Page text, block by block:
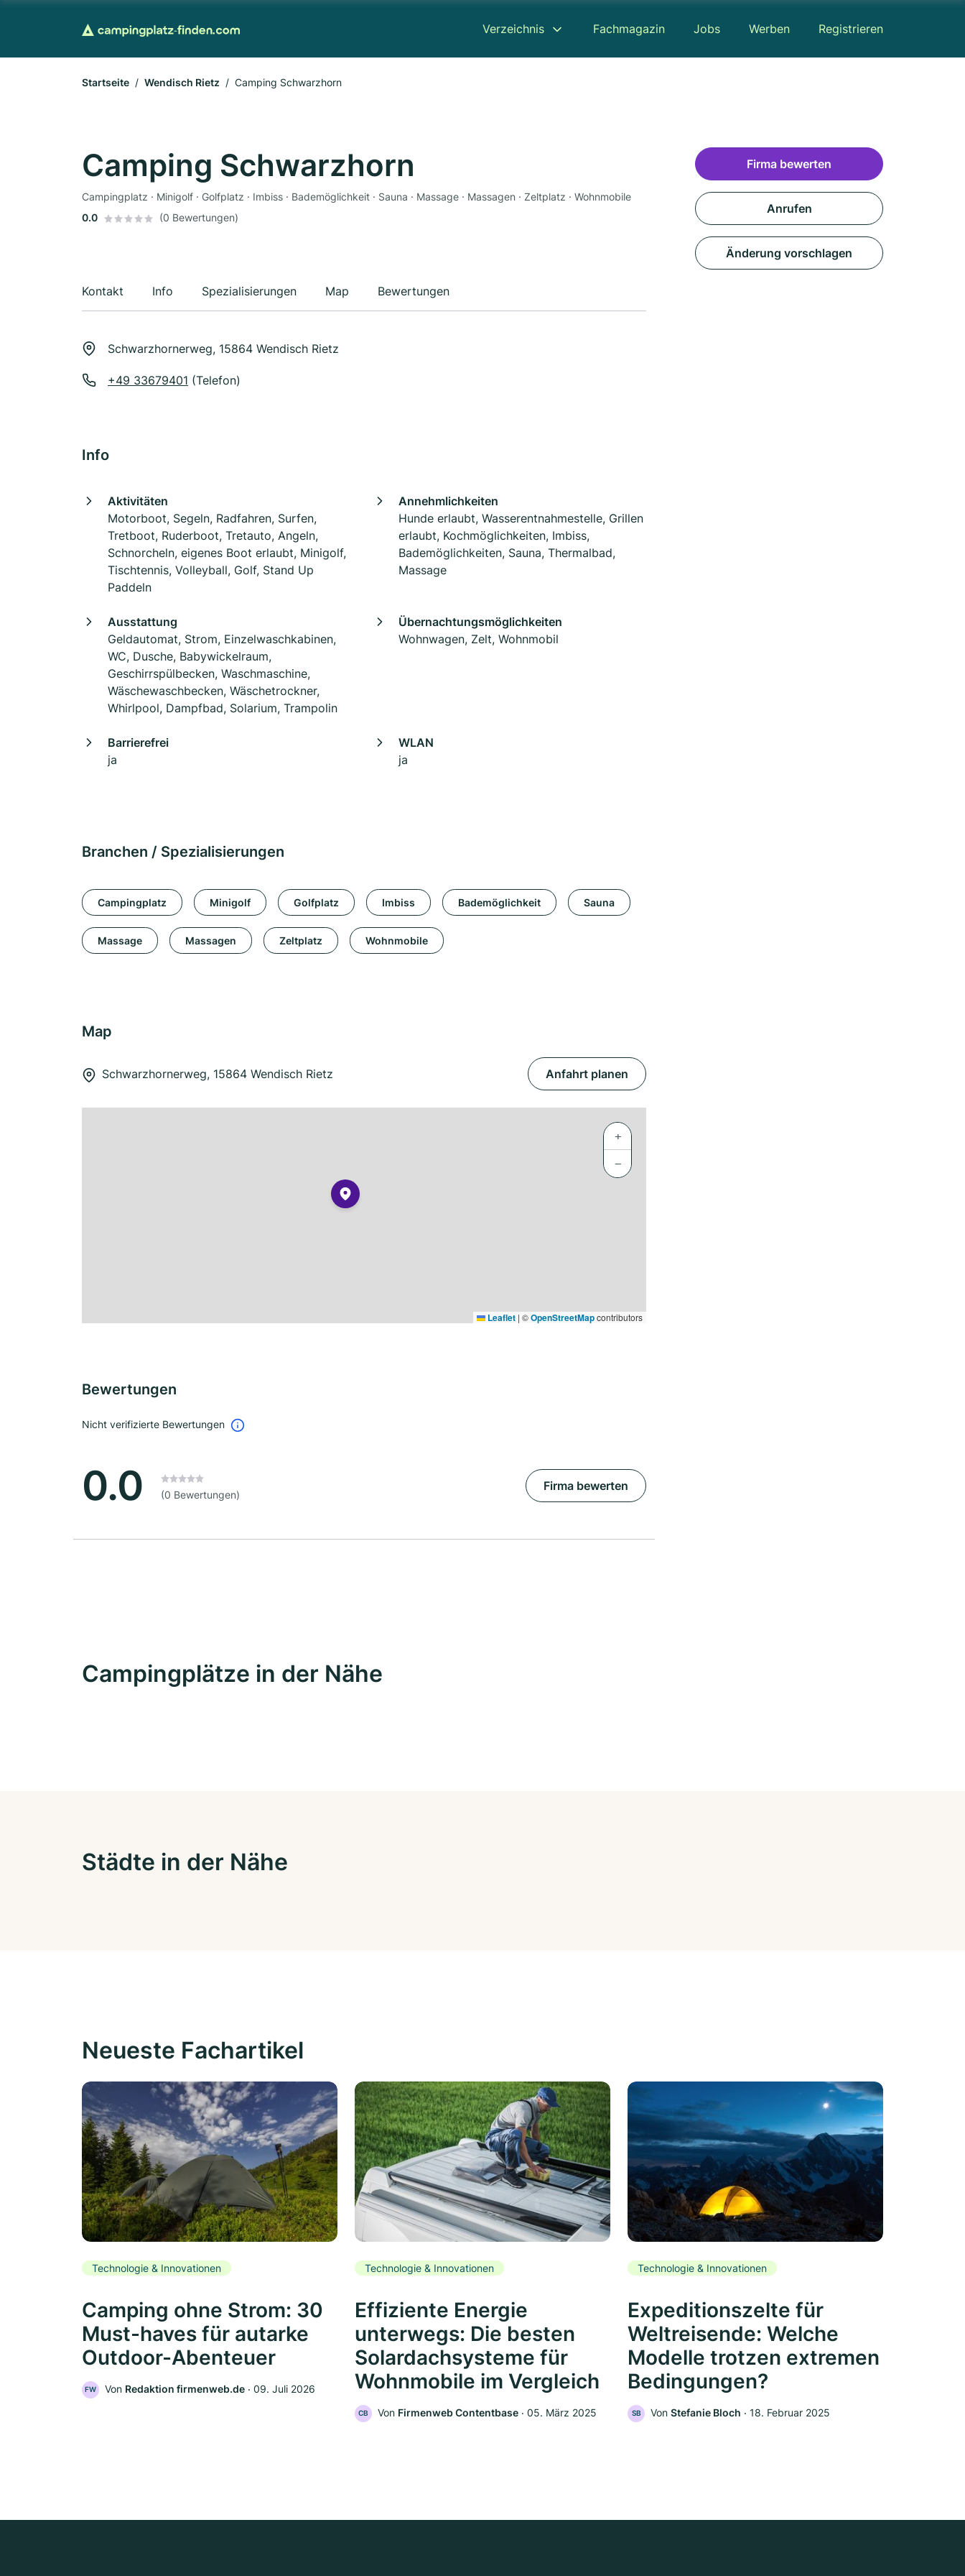
Verzeichnis Fachmagazin Jobs Werben Registrieren
Startseite Wendisch Rietz Camping Schwarzhorn
Camping Schwarzhorn
Campingplatz · Minigolf · Golfplatz · Imbiss · Bademöglichkeit · Sauna · Massage · Massagen · Zeltplatz · Wohnmobile
0.0
(0 Bewertungen)
Kontakt Info Spezialisierungen Map Bewertungen
Schwarzhornerweg, 15864 Wendisch Rietz
+49 33679401 (Telefon)
Info
Aktivitäten
Motorboot, Segeln, Radfahren, Surfen,
Tretboot, Ruderboot, Tretauto, Angeln,
Schnorcheln, eigenes Boot erlaubt, Minigolf,
Tischtennis, Volleyball, Golf, Stand Up
Paddeln
Annehmlichkeiten
Hunde erlaubt, Wasserentnahmestelle, Grillen
erlaubt, Kochmöglichkeiten, Imbiss,
Bademöglichkeiten, Sauna, Thermalbad,
Massage
Ausstattung
Geldautomat, Strom, Einzelwaschkabinen,
WC, Dusche, Babywickelraum,
Geschirrspülbecken, Waschmaschine,
Wäschewaschbecken, Wäschetrockner,
Whirlpool, Dampfbad, Solarium, Trampolin
Übernachtungsmöglichkeiten
Wohnwagen, Zelt, Wohnmobil
Barrierefrei
ja
WLAN
ja
Branchen / Spezialisierungen
Campingplatz Minigolf Golfplatz Imbiss Bademöglichkeit Sauna
Massage Massagen Zeltplatz Wohnmobile
Map
Schwarzhornerweg, 15864 Wendisch Rietz Anfahrt planen
+
−
Leaflet | ©OpenStreetMapcontributors
Bewertungen
Nicht verifizierte Bewertungen
0.0 (0 Bewertungen)
Firma bewerten
Firma bewerten
Anrufen
Änderung vorschlagen
Campingplätze in der Nähe
Städte in der Nähe
Neueste Fachartikel
Technologie & Innovationen
Camping ohne Strom: 30
Must-haves für autarke
Outdoor-Abenteuer
FW Von Redaktion firmenweb.de ‧ 09. Juli 2026
Technologie & Innovationen
Effiziente Energie
unterwegs: Die besten
Solardachsysteme für
Wohnmobile im Vergleich
CB Von Firmenweb Contentbase ‧ 05. März 2025
Technologie & Innovationen
Expeditionszelte für
Weltreisende: Welche
Modelle trotzen extremen
Bedingungen?
SB Von Stefanie Bloch ‧ 18. Februar 2025